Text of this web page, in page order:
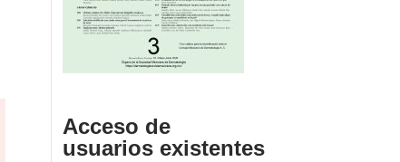
Acceso de
usuarios existentes